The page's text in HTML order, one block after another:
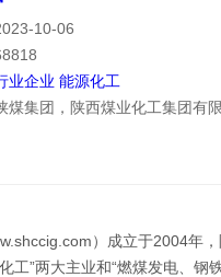
10-06
业企业 能源化工
煤集团，陕西煤业化工集团有
）成立于2004年
工”两大主业和“燃煤发电、